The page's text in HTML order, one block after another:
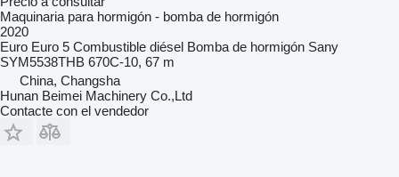
Maquinaria para hormigón - bomba de hormigón
2020
Euro Euro 5 Combustible diésel Bomba de hormigón Sany
SYM5538THB 670C-10, 67 m
China, Changsha
Hunan Beimei Machinery Co.,Ltd
Contacte con el vendedor